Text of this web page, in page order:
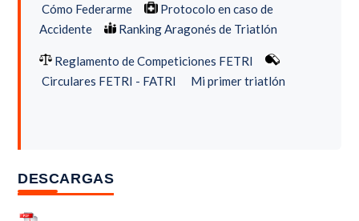
Cómo Federarme
Protocolo en caso de
Accidente
Ranking Aragonés de Triatlón
Reglamento de Competiciones FETRI
Circulares FETRI - FATRI
Mi primer triatlón
DESCARGAS